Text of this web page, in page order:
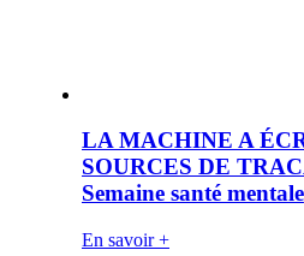
LA MACHINE A
SOURCES DE
Semaine santé mentale
En savoir +